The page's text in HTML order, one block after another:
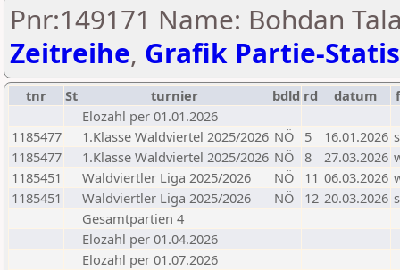
Pnr:149171 Name: Bohdan
Zeitreihe, Grafik Partie-
tnr St turnier bdld rd datum
Elozahl per 01.01.2026
1185477
1.Klasse Waldviertel 2025/2026 NÖ 5 16.01.2026 s
1185477
1.Klasse Waldviertel 2025/2026 NÖ 8 27.03.2026
1185451
Waldviertler Liga 2025/2026 NÖ 11 06.03.2026
1185451
Waldviertler Liga 2025/2026 NÖ 12 20.03.2026 s
Gesamtpartien 4
Elozahl per 01.04.2026
Elozahl per 01.07.2026